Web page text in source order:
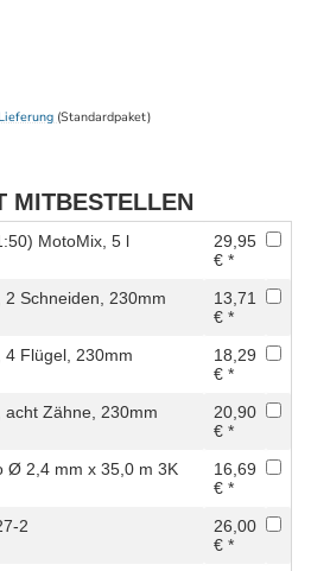
(Standardpaket)
MITBESTELLEN
MotoMix, 5 l
29,95
€ *
2 Schneiden, 230mm
13,71
€ *
4 Flügel, 230mm
18,29
€ *
acht Zähne, 230mm
20,90
€ *
Ø 2,4 mm x 35,0 m 3K
16,69
€ *
2
26,00
€ *